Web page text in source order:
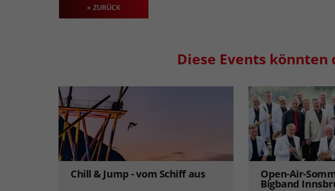
« ZURÜCK
Diese Events
Chill & Jump - vom Schiff aus Open-Air-
Bigband